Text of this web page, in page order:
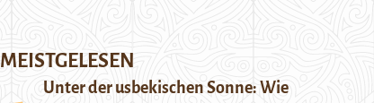
MEISTGELESEN
Unter der usbekischen Sonne: Wie